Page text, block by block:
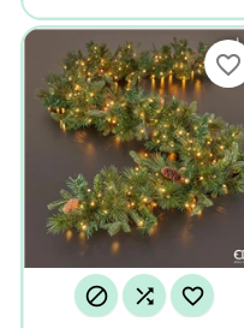
  
favorite_border